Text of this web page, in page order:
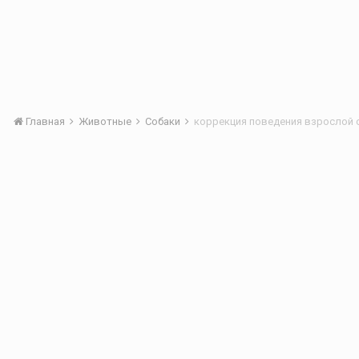
Главная Животные Собаки коррекция поведения взрослой